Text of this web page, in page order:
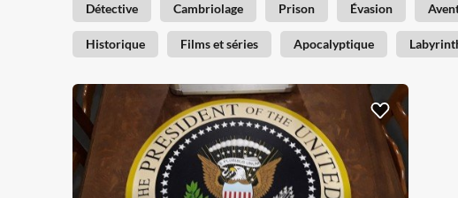
Détective Cambriolage Prison Évasion
Historique Films et séries Apocalyptique